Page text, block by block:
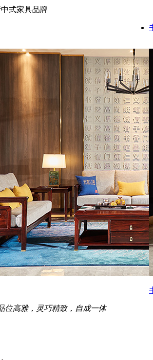
式家具品牌
位高雅，灵巧精致，自成一体